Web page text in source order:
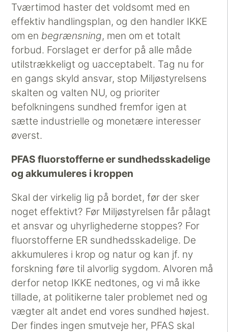
Tværtimod haster det voldsomt med en
effektiv handlingsplan, og den handler IKKE
om en begrænsning, men om et totalt
forbud. Forslaget er derfor på alle måde
utilstrækkeligt og uacceptabelt. Tag nu for
en gangs skyld ansvar, stop Miljøstyrelsens
skalten og valten NU, og prioriter
befolkningens sundhed fremfor igen at
sætte industrielle og monetære interesser
øverst.
PFAS fluorstofferne er sundhedsskadelige
og akkumuleres i kroppen
Skal der virkelig lig på bordet, før der sker
noget effektivt? Før Miljøstyrelsen får pålagt
et ansvar og uhyrlighederne stoppes? For
fluorstofferne ER sundhedsskadelige. De
akkumuleres i krop og natur og kan jf. ny
forskning føre til alvorlig sygdom. Alvoren må
derfor netop IKKE nedtones, og vi må ikke
tillade, at politikerne taler problemet ned og
vægter alt andet end vores sundhed højest.
Der findes ingen smutveje her, PFAS skal